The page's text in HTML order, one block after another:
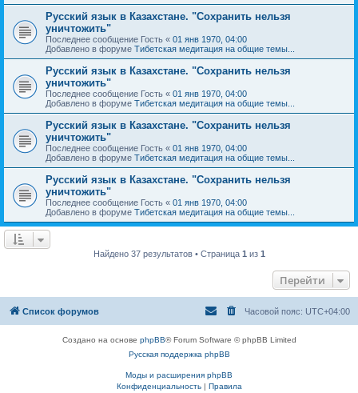
Русский язык в Казахстане. "Сохранить нельзя
уничтожить"
Последнее сообщение Гость « 01 янв 1970, 04:00
Добавлено в форуме Тибетская медитация на общие темы...
Русский язык в Казахстане. "Сохранить нельзя
уничтожить"
Последнее сообщение Гость « 01 янв 1970, 04:00
Добавлено в форуме Тибетская медитация на общие темы...
Русский язык в Казахстане. "Сохранить нельзя
уничтожить"
Последнее сообщение Гость « 01 янв 1970, 04:00
Добавлено в форуме Тибетская медитация на общие темы...
Русский язык в Казахстане. "Сохранить нельзя
уничтожить"
Последнее сообщение Гость « 01 янв 1970, 04:00
Добавлено в форуме Тибетская медитация на общие темы...
Найдено 37 результатов • Страница 1 из 1
Перейти
Список форумов Часовой пояс: UTC+04:00
Создано на основе phpBB® Forum Software © phpBB Limited
Русская поддержка phpBB
Моды и расширения phpBB
Конфиденциальность| Правила